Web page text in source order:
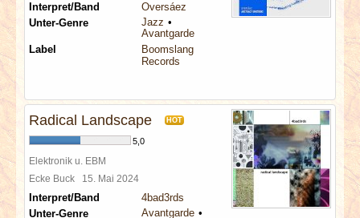
LINKS
Interpret/Band
Oversáez
Unter-Genre
Jazz
Avantgarde
Label
Boomslang
Records
Radical Landscape HOT
5,0
Elektronik u. EBM
Ecke Buck 15. Mai 2024
Interpret/Band
4bad3rds
Unter-Genre
Avantgarde